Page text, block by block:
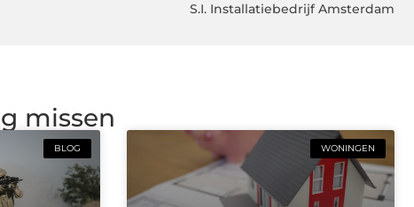
S.I. Installatiebedrijf Amsterdam
missen
BLOG WONINGEN